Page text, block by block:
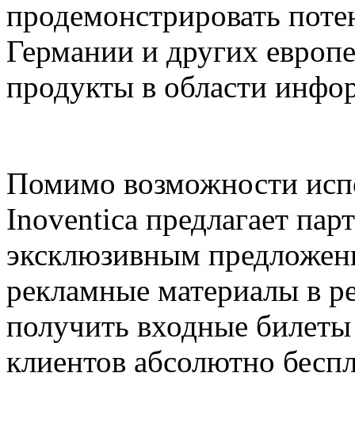
продемонстрировать
Германии и других
продукты в области
Помимо возможности
Inoventica предлагает
эксклюзивным
рекламные материалы в
получить входные
клиентов абсолютно